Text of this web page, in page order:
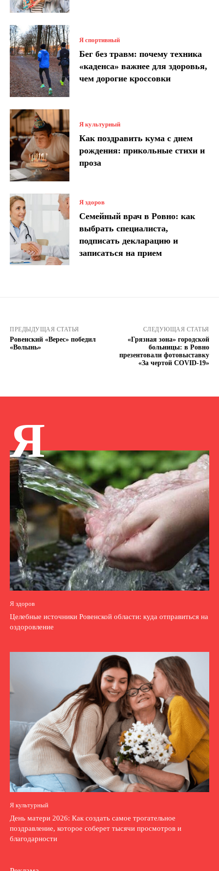
Я спортивный
Бег без травм: почему техника
«каденса» важнее для здоровья,
чем дорогие кроссовки
Я культурный
Как поздравить кума с днем ​​
рождения: прикольные стихи и
проза
Я здоров
Семейный врач в Ровно: как
выбрать специалиста,
подписать декларацию и
записаться на прием
ПРЕДЫДУЩАЯ СТАТЬЯ
Ровенский «Верес» победил
«Волынь»
СЛЕДУЮЩАЯ СТАТЬЯ
«Грязная зона» городской
больницы: в Ровно
презентовали фотовыставку
«За чертой COVID-19»
Я
Я здоров
Целебные источники Ровенской области: куда отправиться на
оздоровление
Я культурный
День матери 2026: Как создать самое трогательное
поздравление, которое соберет тысячи просмотров и
благодарности